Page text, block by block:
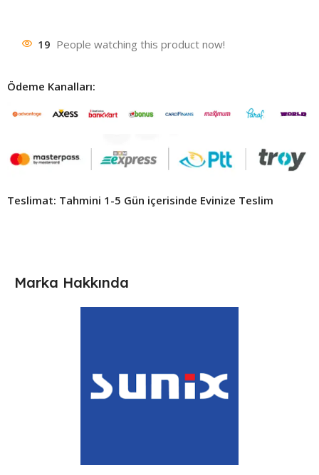
19 People watching this product now!
Ödeme Kanalları:
Teslimat: Tahmini 1-5 Gün içerisinde Evinize Teslim ​
Marka Hakkında